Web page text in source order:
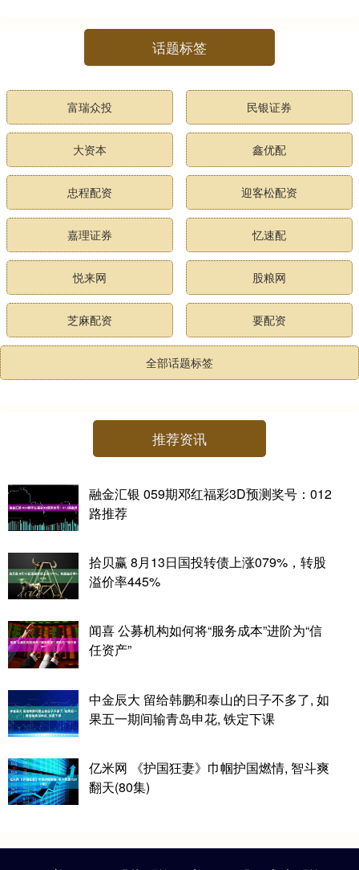
话题标签
富瑞众投 民银证券
大资本 鑫优配
忠程配资 迎客松配资
嘉理证券 忆速配
悦来网 股粮网
芝麻配资 要配资
全部话题标签
推荐资讯
融金汇银 059期邓红福彩3D预测奖号：012
路推荐
拾贝赢 8月13日国投转债上涨079%，转股
溢价率445%
闻喜 公募机构如何将“服务成本”进阶为“信
任资产”
中金辰大 留给韩鹏和泰山的日子不多了, 如
果五一期间输青岛申花, 铁定下课
亿米网 《护国狂妻》巾帼护国燃情, 智斗爽
翻天(80集)